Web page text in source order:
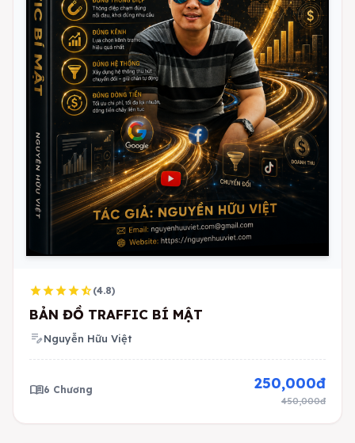
starstarstarstarstar_half(4.8)
BẢN ĐỒ TRAFFIC BÍ MẬT
edit_noteNguyễn Hữu Việt
menu_book6 Chương 250,000đ
450,000đ